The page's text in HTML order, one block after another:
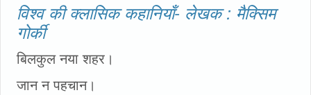
विश्व की क्लासिक कहानियाँ- लेखक : मैक्सिम
गोर्की
बिलकुल नया शहर।
जान न पहचान।